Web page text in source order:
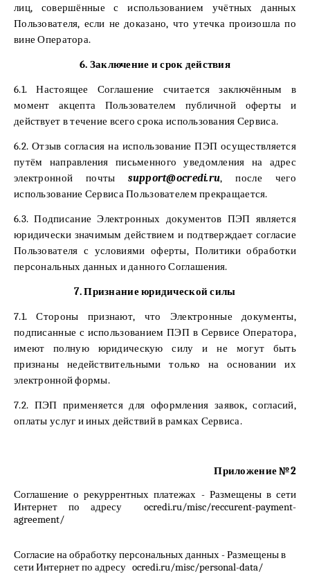
лиц, совершённые с использованием учётных данных
Пользователя, если не доказано, что утечка произошла по
вине Оператора.
6. Заключение и срок действия
6.1. Настоящее Соглашение считается заключённым в
момент акцепта Пользователем публичной оферты и
действует в течение всего срока использования Сервиса.
6.2. Отзыв согласия на использование ПЭП осуществляется
путём направления письменного уведомления на адрес
электронной почтыsupport@ocredi.ru, после чего
использование Сервиса Пользователем прекращается.
6.3. Подписание Электронных документов ПЭП является
юридически значимым действием и подтверждает согласие
Пользователя с условиями оферты, Политики обработки
персональных данных и данного Соглашения.
7. Признание юридической силы
7.1. Стороны признают, что Электронные документы,
подписанные с использованием ПЭП в Сервисе Оператора,
имеют полную юридическую силу и не могут быть
признаны недействительными только на основании их
электронной формы.
7.2. ПЭП применяется для оформления заявок, согласий,
оплаты услуг и иных действий в рамках Сервиса.
Приложение №2
Соглашение о рекуррентных платежах - Размещены в сети
Интернет по адресу
ocredi.ru/misc/reccurent-payment-
agreement/
Согласие на обработку персональных данных- Размещены в
сети Интернет по адресу ocredi.ru/misc/personal-data/